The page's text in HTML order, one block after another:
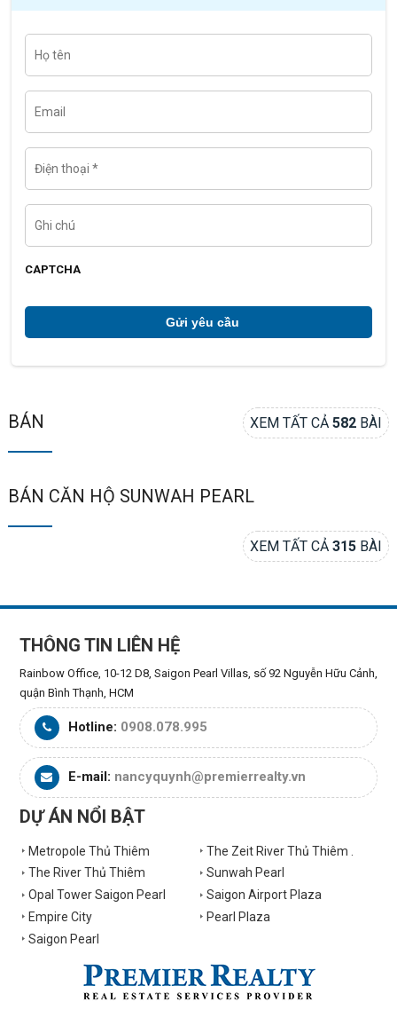
H
n
E
lĐ
t
i
G
h
CAPTCHA
BÁN XEM TẤT CẢ582 BÀI
BÁN CĂN HỘ SUNWAH PEARL
XEM TẤT CẢ315 BÀI
THÔNG TIN LIÊN HỆ
Rainbow Office, 10-12 D8, Saigon Pearl Villas, số 92 Nguyễn Hữu Cảnh,
quận Bình Thạnh, HCM
Hotline: 0908.078.995
E-mail: nancyquynh@premierrealty.vn
DỰ ÁN NỔI BẬT
Metropole Thủ Thiêm
The Zeit River Thủ Thiêm .
The River Thủ Thiêm
Sunwah Pearl
Opal Tower Saigon Pearl
Saigon Airport Plaza
Empire City
Pearl Plaza
Saigon Pearl